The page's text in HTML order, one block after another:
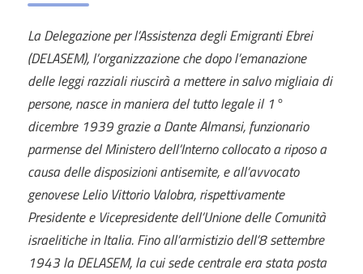
La Delegazioneper l’Assistenza degli Emigranti Ebrei
(DELASEM), l’organizzazione che dopo l’emanazione
delle leggi razziali riuscirà a mettere in salvo migliaia di
persone, nasce in maniera del tutto legale il 1°
dicembre 1939 grazie a Dante Almansi, funzionario
parmense del Ministero dell’Interno collocato a riposo a
causa delle disposizioni antisemite, e all’avvocato
genovese Lelio Vittorio Valobra, rispettivamente
Presidente e Vicepresidente dell’Unione delle Comunità
israelitiche in Italia. Fino all’armistizio dell’8 settembre
1943 la DELASEM, la cui sede centrale era stata posta